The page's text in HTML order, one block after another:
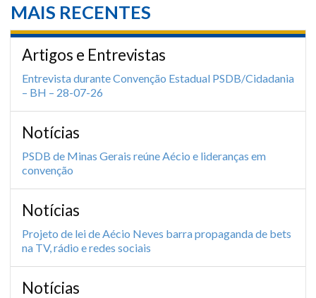
MAIS RECENTES
Artigos e Entrevistas
Entrevista durante Convenção Estadual PSDB/Cidadania
– BH – 28-07-26
Notícias
PSDB de Minas Gerais reúne Aécio e lideranças em
convenção
Notícias
Projeto de lei de Aécio Neves barra propaganda de bets
na TV, rádio e redes sociais
Notícias